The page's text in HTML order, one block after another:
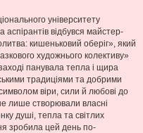
університету
аспірантів відбувся майстер-
кишеньковий оберіг», який
художнього колективу»
панувала тепла і щира
традиціями та добрими
віри, сили й любові до
лише створювали власні
душі, тепла та світлих
зробила цей день по-